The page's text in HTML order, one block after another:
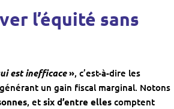
l’équité sans
est inefficace», c’est-à-dire les
un gain fiscal marginal. Notons
, et six d’entre elles comptent